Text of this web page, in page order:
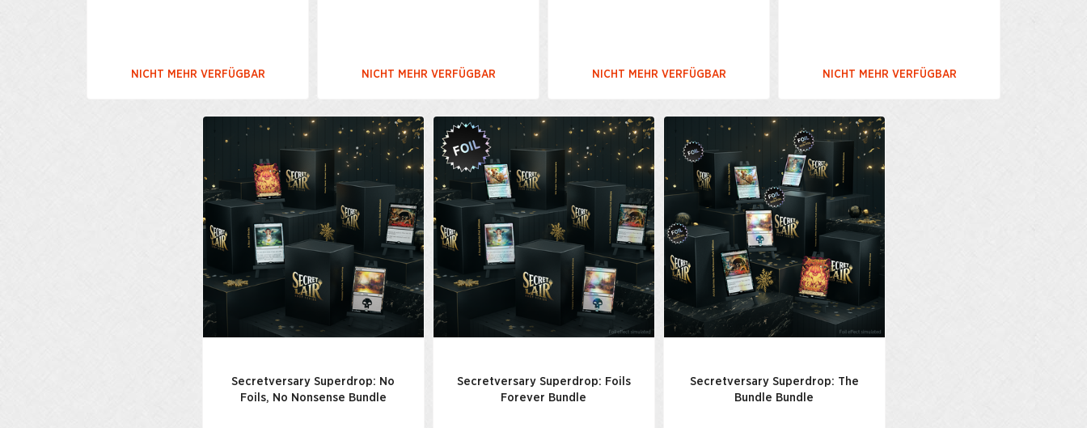
NICHT MEHR VERFÜGBAR NICHT MEHR VERFÜGBAR NICHT MEHR VERFÜGBAR NICHT MEHR VERFÜGBAR
Secretversary Superdrop: No
Foils, No Nonsense Bundle
Secretversary Superdrop: Foils
Forever Bundle
Secretversary Superdrop: The
Bundle Bundle